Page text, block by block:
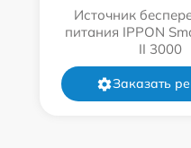
Источник
питания IPPON
II 3000
Заказать